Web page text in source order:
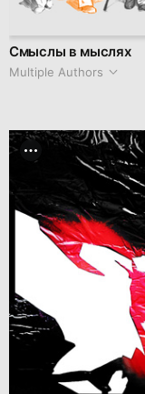
Смыслы в мыслях
Multiple Authors